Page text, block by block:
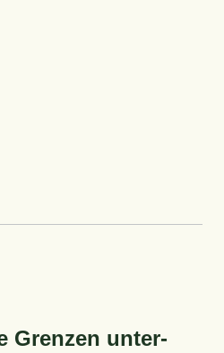
Gren­zen unter­